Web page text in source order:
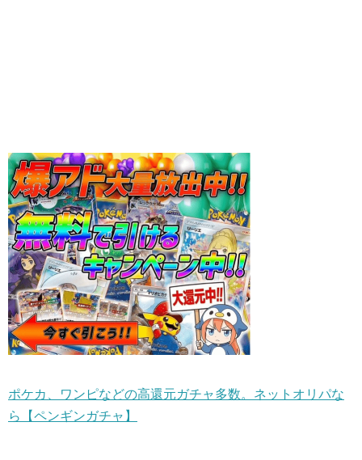
ポケカ、ワンピなどの高還元ガチャ多数。ネットオリパな
ら【ペンギンガチャ】